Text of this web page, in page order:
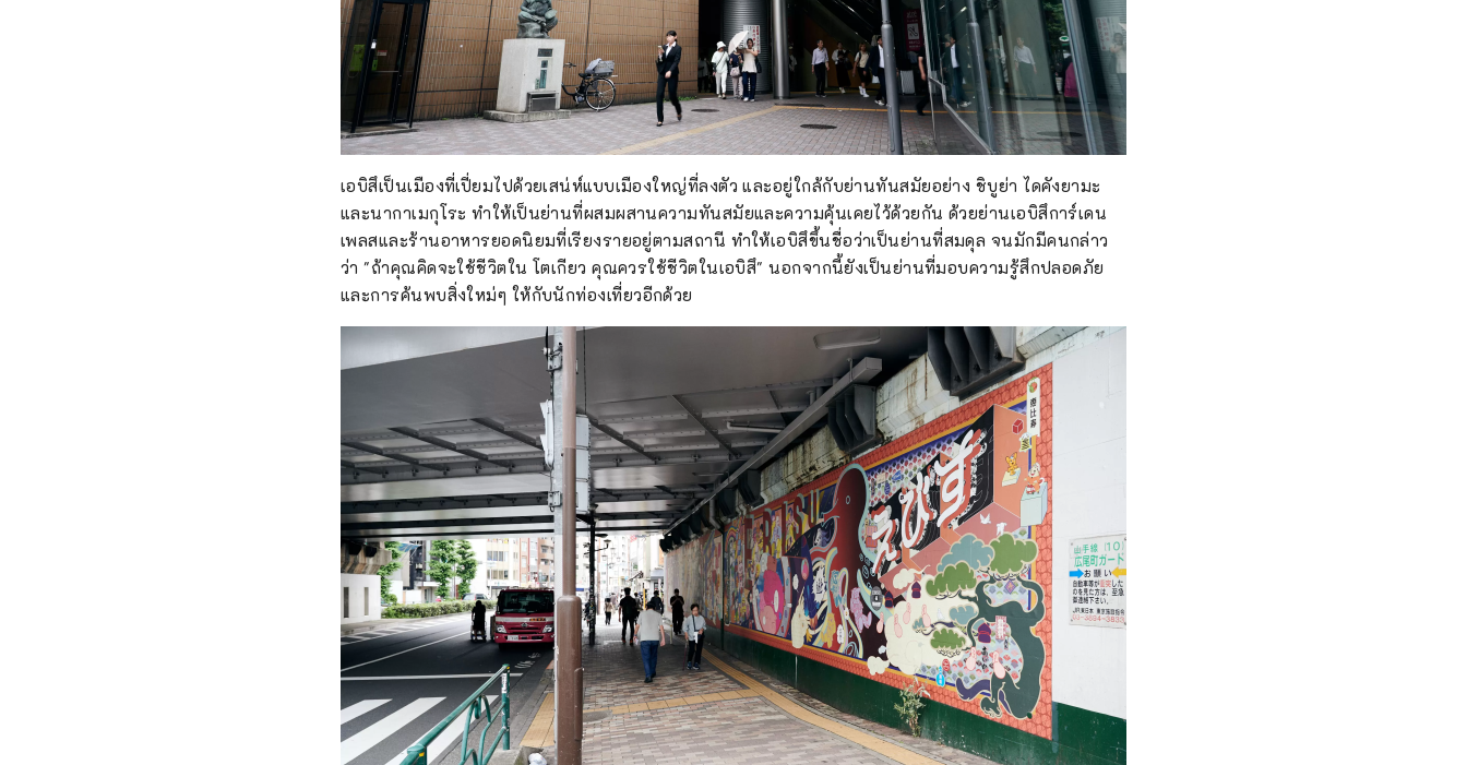
เอบิสึเป็นเมืองที่เปี่ยมไปด้วยเสน่ห์แบบเมืองใหญ่ที่ลงตัว และอยู่ใกล้กับย่านทันสมัยอย่าง ชิบูย่า ไดคังยามะ
และนากาเมกุโระ ทำให้เป็นย่านที่ผสมผสานความทันสมัยและความคุ้นเคยไว้ด้วยกัน ด้วยย่านเอบิสึการ์เดน
เพลสและร้านอาหารยอดนิยมที่เรียงรายอยู่ตามสถานี ทำให้เอบิสึขึ้นชื่อว่าเป็นย่านที่สมดุล จนมักมีคนกล่าว
ว่า "ถ้าคุณคิดจะใช้ชีวิตใน โตเกียว คุณควรใช้ชีวิตในเอบิสึ" นอกจากนี้ยังเป็นย่านที่มอบความรู้สึกปลอดภัย
และการค้นพบสิ่งใหม่ๆ ให้กับนักท่องเที่ยวอีกด้วย